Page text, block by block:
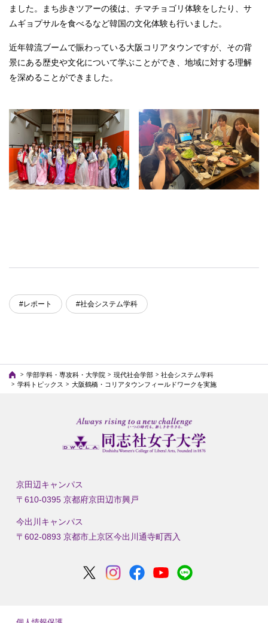
ました。まち歩きツアーの後は、チマチョゴリ体験をしたり、サ
ムギョプサルを食べるなど韓国の文化体験も行いました。
近年韓流ブームで賑わっている大阪コリアタウンですが、その背
景にある歴史や文化について学ぶことができ、地域に対する理解
を深めることができました。
#レポート #社会システム学科
学部学科・専攻科・大学院 現代社会学部
社会システム学科
学科トピックス
大阪鶴橋・コリアタウンフィールドワークを実施
京田辺キャンパス
〒610-0395 京都府京田辺市興戸
今出川キャンパス
〒602-0893 京都市上京区今出川通寺町西入